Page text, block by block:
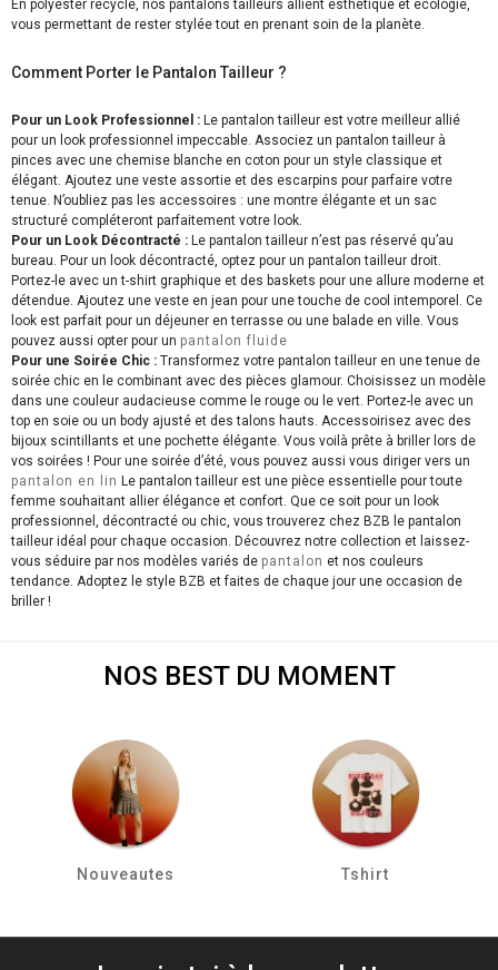
En polyester recyclé, nos pantalons tailleurs allient esthétique et écologie,
vous permettant de rester stylée tout en prenant soin de la planète.
Comment Porter le Pantalon Tailleur ?
Pour un Look Professionnel : Le pantalon tailleur est votre meilleur allié
pour un look professionnel impeccable. Associez un pantalon tailleur à
pinces avec une chemise blanche en coton pour un style classique et
élégant. Ajoutez une veste assortie et des escarpins pour parfaire votre
tenue. N’oubliez pas les accessoires : une montre élégante et un sac
structuré compléteront parfaitement votre look.
Pour un Look Décontracté : Le pantalon tailleur n’est pas réservé qu’au
bureau. Pour un look décontracté, optez pour un pantalon tailleur droit.
Portez-le avec un t-shirt graphique et des baskets pour une allure moderne et
détendue. Ajoutez une veste en jean pour une touche de cool intemporel. Ce
look est parfait pour un déjeuner en terrasse ou une balade en ville. Vous
pouvez aussi opter pour un pantalon fluide
Pour une Soirée Chic : Transformez votre pantalon tailleur en une tenue de
soirée chic en le combinant avec des pièces glamour. Choisissez un modèle
dans une couleur audacieuse comme le rouge ou le vert. Portez-le avec un
top en soie ou un body ajusté et des talons hauts. Accessoirisez avec des
bijoux scintillants et une pochette élégante. Vous voilà prête à briller lors de
vos soirées ! Pour une soirée d’été, vous pouvez aussi vous diriger vers un
pantalon en lin Le pantalon tailleur est une pièce essentielle pour toute
femme souhaitant allier élégance et confort. Que ce soit pour un look
professionnel, décontracté ou chic, vous trouverez chez BZB le pantalon
tailleur idéal pour chaque occasion. Découvrez notre collection et laissez-
vous séduire par nos modèles variés de pantalon et nos couleurs
tendance. Adoptez le style BZB et faites de chaque jour une occasion de
briller !
NOS BEST DU MOMENT
Nouveautes Tshirt